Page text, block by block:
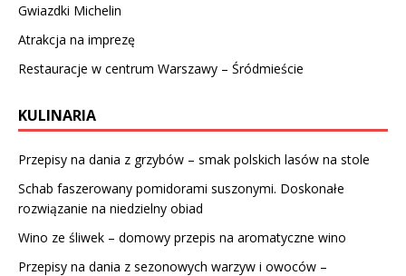
Gwiazdki Michelin
Atrakcja na imprezę
Restauracje w centrum Warszawy – Śródmieście
KULINARIA
Przepisy na dania z grzybów – smak polskich lasów na stole
Schab faszerowany pomidorami suszonymi. Doskonałe
rozwiązanie na niedzielny obiad
Wino ze śliwek – domowy przepis na aromatyczne wino
Przepisy na dania z sezonowych warzyw i owoców –